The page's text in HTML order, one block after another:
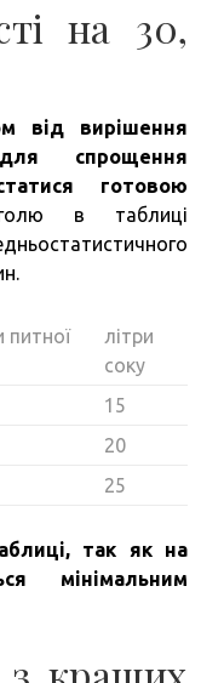
на 30,
від вирішення
для спрощення
готовою
в таблиці
питної
літри
соку
15
20
25
так як на
мінімальним